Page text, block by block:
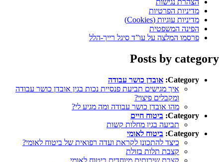
הצהרת נגישות
מדיניות הפרטיות
מדיניות עוגיות (Cookies)
הפינה המשפטית
פרסמו המלצה על עו”ד סיגל רייך-הלל
Posts by category
Category: אובדן כושר עבודה
איך מגישים תביעת פנסיית נכות בגין אובדן כושר עבודה
ומקבלים פיצוי?
מהו אובדן כושר עבודה ומה מגיע לי?
Category: ביטוח חיים
תביעה בגין מחלות קשות
Category: ביטוח לאומי
כיצד להתכונן לקראת ועדה רפואית של ביטוח לאומי?
קצבת תלות בזולת
קצבת שירותים מיוחדים ביטוח לאומי